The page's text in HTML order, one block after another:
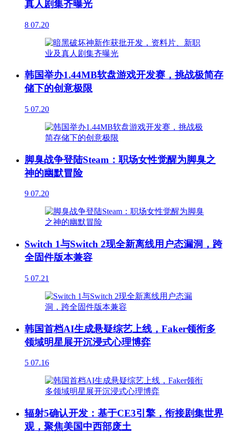
真人剧集齐曝光
8 07.20
韩国举办1.44MB软盘游戏开发赛，挑战极简存
储下的创意极限
5 07.20
脚臭战争登陆Steam：职场女性觉醒为脚臭之
神的幽默冒险
9 07.20
Switch 1与Switch 2现全新离线用户态漏洞，跨
全固件版本兼容
5 07.21
韩国首档AI生成悬疑综艺上线，Faker领衔多
领域明星展开沉浸式心理博弈
5 07.16
辐射5确认开发：基于CE3引擎，衔接剧集世界
观，聚焦美国中西部废土